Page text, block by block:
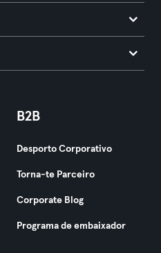
B2B
Desporto Corporativo
Torna-te Parceiro
Corporate Blog
Programa de embaixador